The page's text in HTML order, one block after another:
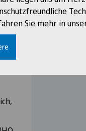
Sie mehr in